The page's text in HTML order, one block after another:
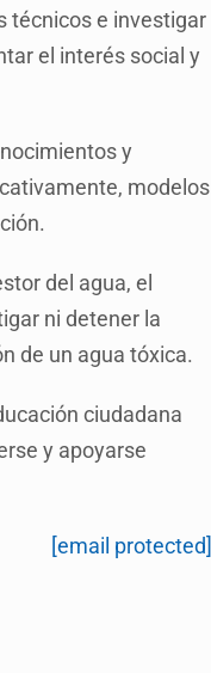
técnicos e investigar
el interés social y
y
modelos
del agua, el
ni detener la
de un agua tóxica.
ciudadana
y apoyarse
[email protected]